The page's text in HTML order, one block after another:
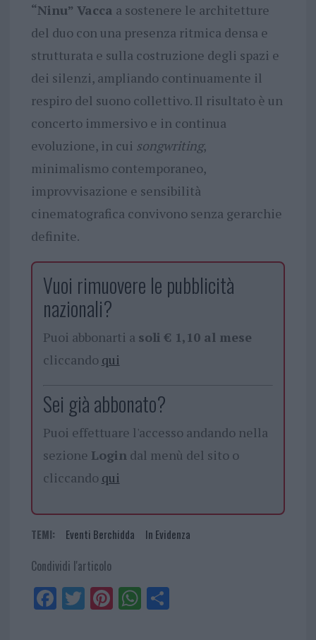
“Ninu” Vacca a sostenere le architetture
del duo con una presenza ritmica densa e
strutturata e sulla costruzione degli spazi e
dei silenzi, ampliando continuamente il
respiro del suono collettivo. Il risultato è un
concerto immersivo e in continua
evoluzione, in cui songwriting,
minimalismo contemporaneo,
improvvisazione e sensibilità
cinematografica convivono senza gerarchie
definite.
Vuoi rimuovere le pubblicità
nazionali?
Puoi abbonarti a soli € 1,10 al mese
cliccando qui
Sei già abbonato?
Puoi effettuare l'accesso andando nella
sezione Logindal menù del sito o
cliccando qui
TEMI: Eventi Berchidda In Evidenza
Condividi l'articolo
Fa
ce
Tw
itt
Pi
nt
W
ha
Sh